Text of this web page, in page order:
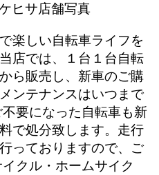
楽しい自転車ライフを
店では、１台１台自転
ら販売し、新車のご購
ンテナンスはいつまで
要になった自転車も新
で処分致します。走行
っておりますので、ご
クル・ホームサイク